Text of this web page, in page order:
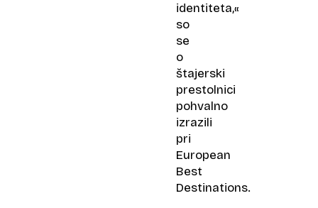
identiteta,«
so
se
o
štajerski
prestolnici
pohvalno
izrazili
pri
European
Best
Destinations.